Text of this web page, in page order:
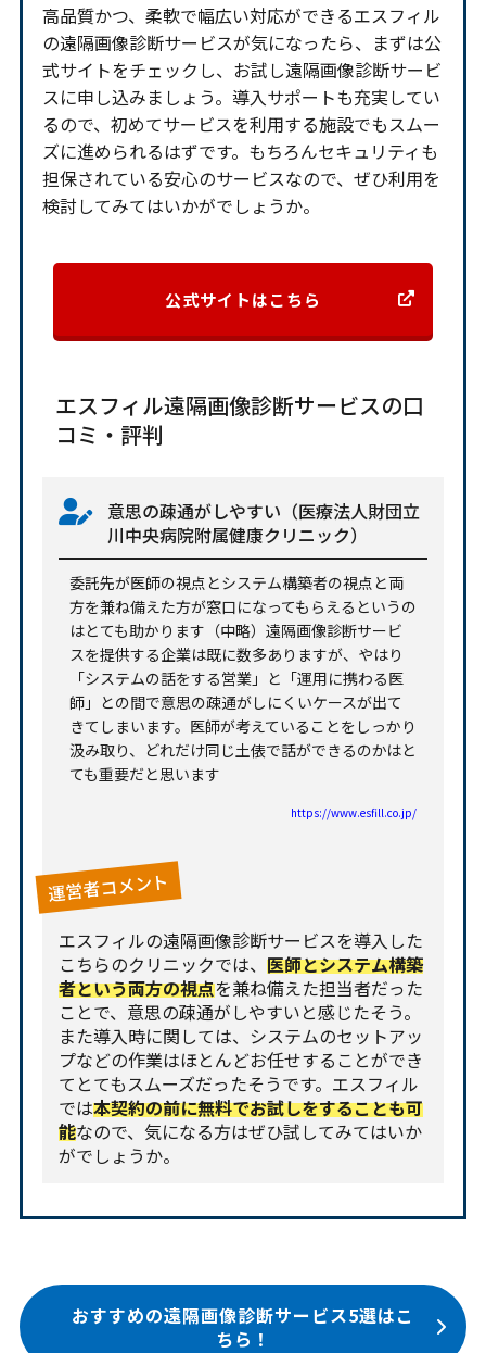
高品質かつ、柔軟で幅広い対応ができるエスフィル
の遠隔画像診断サービスが気になったら、まずは公
式サイトをチェックし、お試し遠隔画像診断サービ
スに申し込みましょう。導入サポートも充実してい
るので、初めてサービスを利用する施設でもスムー
ズに進められるはずです。もちろんセキュリティも
担保されている安心のサービスなので、ぜひ利用を
検討してみてはいかがでしょうか。
公式サイトはこちら
エスフィル遠隔画像診断サービスの口
コミ・評判
意思の疎通がしやすい（医療法人財団立
川中央病院附属健康クリニック）
委託先が医師の視点とシステム構築者の視点と両
方を兼ね備えた方が窓口になってもらえるというの
はとても助かります（中略）遠隔画像診断サービ
スを提供する企業は既に数多ありますが、やはり
「システムの話をする営業」と「運用に携わる医
師」との間で意思の疎通がしにくいケースが出て
きてしまいます。医師が考えていることをしっかり
汲み取り、どれだけ同じ土俵で話ができるのかはと
ても重要だと思います
https://www.esfill.co.jp/
運営者コメント
エスフィルの遠隔画像診断サービスを導入した
こちらのクリニックでは、 医師とシステム構築
者という両方の視点を兼ね備えた担当者だった
ことで、意思の疎通がしやすいと感じたそう。
また導入時に関しては、システムのセットアッ
プなどの作業はほとんどお任せすることができ
てとてもスムーズだったそうです。エスフィル
では本契約の前に無料でお試しをすることも可
能なので、気になる方はぜひ試してみてはいか
がでしょうか。
おすすめの遠隔画像診断サービス5選はこ
ちら！